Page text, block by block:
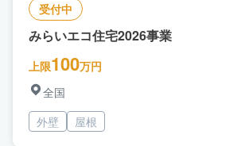
受付中
みらいエコ住宅2026事業
上限100万円
全国
外壁
屋根